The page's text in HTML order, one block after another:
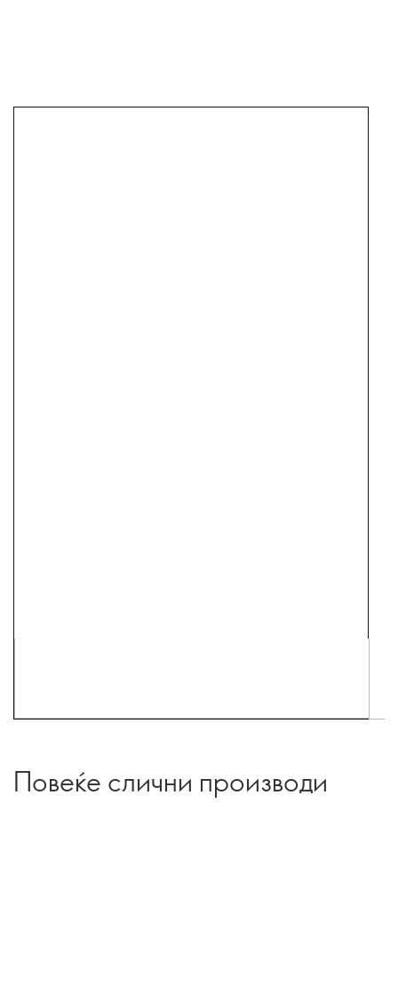
Повеќе слични производи